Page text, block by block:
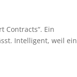
Contracts“. Ein
Intelligent, weil ein